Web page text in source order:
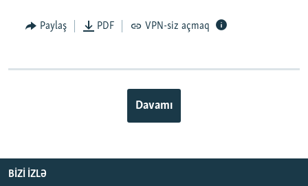
Paylaş PDF VPN-siz açmaq
Davamı
BIZI IZLƏ